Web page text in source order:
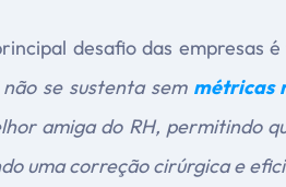
desafio das empresas
não se sustenta sem métricas
amiga do RH, permitindo
uma correção cirúrgica e